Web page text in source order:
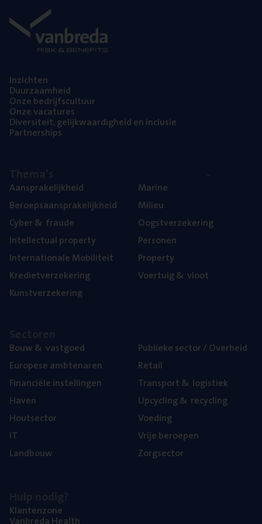
Inzich­ten
Duur­zaam­heid
Onze bedrijfs­cul­tuur
Onze vaca­tu­res
Diver­si­teit, gelijk­waar­dig­heid en inclusie
Part­ner­ships
Aan­spra­ke­lijk­heid
Beroeps­aan­spra­ke­lijk­heid
Cyber& fraude
Intel­lec­tu­al property
Inter­na­ti­o­na­le Mobiliteit
Kre­diet­ver­ze­ke­ring
Kunst­ver­ze­ke­ring
Mari­ne
Mili­eu
Oogst­ver­ze­ke­ring
Per­so­nen
Pro­per­ty
Voer­tuig& vloot
Bouw& vastgoed
Euro­pe­se ambtenaren
Finan­ci­ë­le instellingen
Haven
Hout­sec­tor
IT
Land­bouw
Publie­ke sec­tor / Overheid
Retail
Trans­port& logistiek
Upcy­cling& recycling
Voe­ding
Vrije beroe­pen
Zorg­sec­tor
Klan­ten­zo­ne
Van­b­re­da Health